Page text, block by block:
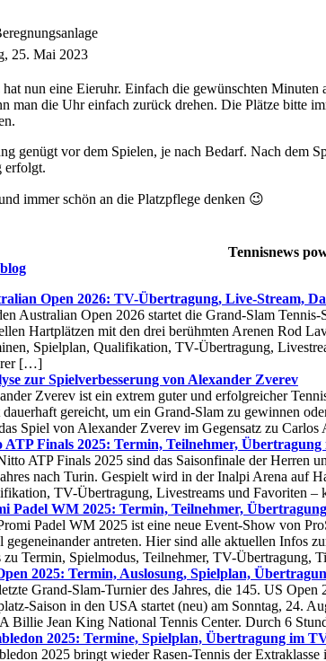
25. Mai 2023
hat nun eine Eieruhr. Einfach die gewünschten
man die Uhr einfach zurück drehen. Die Plätze bitte
genügt vor dem Spielen, je nach Bedarf. Nach dem
erfolgt.
immer schön an die Platzpflege denken 😉
Tennisnews
Open 2026: TV-Übertragung, Live-Stream,
Australian Open 2026 startet die Grand-Slam
Hartplätzen mit den drei berühmten Arenen Rod
Spielplan, Qualifikation, TV-Übertragung,
[…]
zur Spielverbesserung von Alexander Zverev
Zverev ist ein extrem guter und erfolgreicher
gereicht, um ein Grand-Slam zu gewinnen
Spiel von Alexander Zverev im Gegensatz zu
ATP Finals 2025: Termin, Teilnehmer,
ATP Finals 2025 sind das Saisonfinale der Herren
nach Turin. Gespielt wird in der Inalpi Arena auf
TV-Übertragung, Livestreams und Favoriten
Padel WM 2025: Termin, Teilnehmer,
Padel WM 2025 ist eine neue Event-Show von
gegeneinander antreten. Hier sind alle aktuellen Infos
zu Termin, Spielmodus, Teilnehmer, TV-Übertragung,
2025: Termin, Auslosung, Spielplan,
Grand-Slam-Turnier des Jahres, die 145. US
Saison in den USA startet (neu) am Sonntag, 24.
Billie Jean King National Tennis Center. Durch 6
2025: Termine, Spielplan, Übertragung im
2025 bringt wieder Rasen-Tennis der